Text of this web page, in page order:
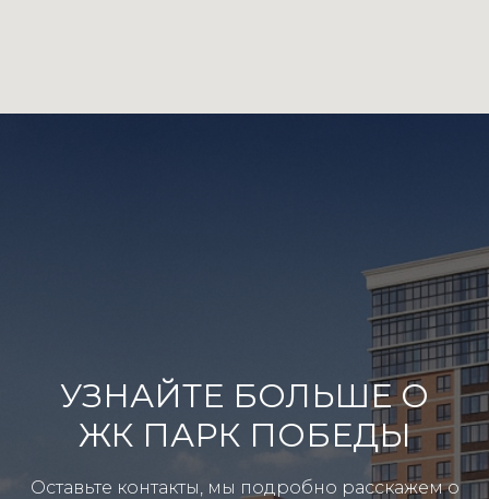
УЗНАЙТЕ БОЛЬШЕ О
ЖК ПАРК ПОБЕДЫ
Оставьте контакты, мы подробно расскажем о